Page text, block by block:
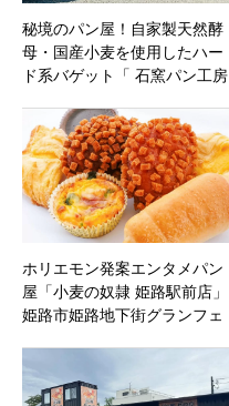
秘境のパン屋！自家製天然酵
母・国産小麦を使用したハー
ド系バゲット「 石窯パン工房
町棚橋
ホリエモン発案エンタメパン
屋「小麦の奴隷 姫路駅前店」
姫路市姫路地下街グランフェ